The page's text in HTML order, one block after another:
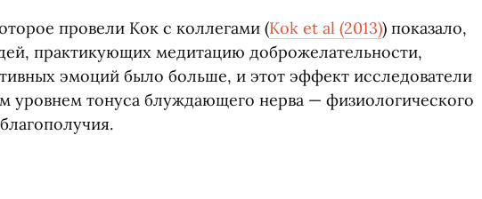
провели Кок с коллегами (Kok et al (2013)) показало,
практикующих медитацию доброжелательности,
эмоций было больше, и этот эффект исследователи
уровнем тонуса блуждающего нерва — физиологического